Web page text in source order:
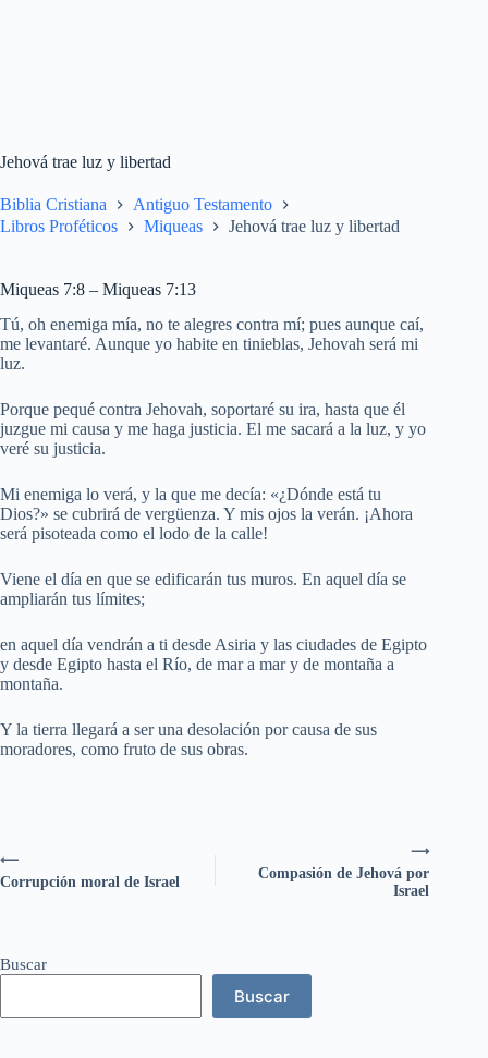
Jehová trae luz y libertad
Biblia Cristiana
Antiguo Testamento
Libros Proféticos
Miqueas Jehová trae luz y libertad
Miqueas 7:8 – Miqueas 7:13
Tú, oh enemiga mía, no te alegres contra mí; pues aunque caí,
me levantaré. Aunque yo habite en tinieblas, Jehovah será mi
luz.
Porque pequé contra Jehovah, soportaré su ira, hasta que él
juzgue mi causa y me haga justicia. El me sacará a la luz, y yo
veré su justicia.
Mi enemiga lo verá, y la que me decía: «¿Dónde está tu
Dios?» se cubrirá de vergüenza. Y mis ojos la verán. ¡Ahora
será pisoteada como el lodo de la calle!
Viene el día en que se edificarán tus muros. En aquel día se
ampliarán tus límites;
en aquel día vendrán a ti desde Asiria y las ciudades de Egipto
y desde Egipto hasta el Río, de mar a mar y de montaña a
montaña.
Y la tierra llegará a ser una desolación por causa de sus
moradores, como fruto de sus obras.
⟶
Compasión de Jehová por
Israel
⟵
Corrupción moral de Israel
Buscar
Buscar